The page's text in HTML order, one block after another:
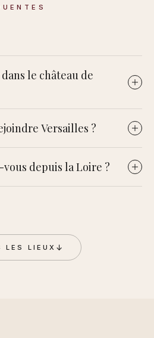
le château de
On se marie en mairie de
des Yvelines. La ville reste
Versailles ?
une trentaine de minutes, gare
voiture, par l'A13.
depuis la Loire ?
LES LIEUX ↓